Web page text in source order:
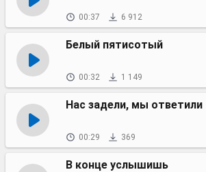
00:37 6 912
Белый пятисотый
00:32 1 149
Нас задели, мы ответили
00:29 369
В конце услышишь